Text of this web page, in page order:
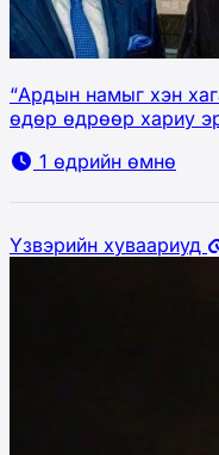
“Ардын намыг хэн
өдөр өдрөөр хариу
1 өдрийн өмнө
Үзвэрийн хуваариуд